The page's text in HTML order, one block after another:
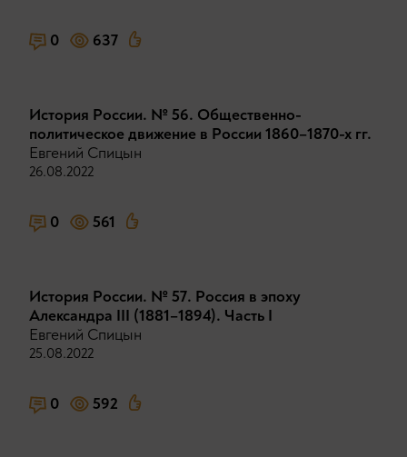
0 637
История России. № 56. Общественно-
политическое движение в России 1860–1870-х гг.
Евгений Спицын
26.08.2022
0 561
История России. № 57. Россия в эпоху
Александра III (1881–1894). Часть I
Евгений Спицын
25.08.2022
0 592